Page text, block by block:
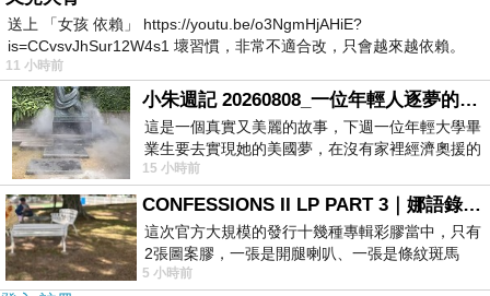
送上 「女孩 依賴」 https://youtu.be/o3NgmHjAHiE?
is=CCvsvJhSur12W4s1 壞習慣，非常不適合改，只會越來越依賴。
我害怕的
11 小時前
小朱週記 20260808_一位年輕人逐夢的真實故事
這是一個真實又美麗的故事，下週一位年輕大學畢
業生要去實現她的美國夢，在沒有家裡經濟奧援的
情況下，靠著自我努力工作累積出國基
15 小時前
CONFESSIONS II LP PART 3｜娜語錄II LP PART 3
這次官方大規模的發行十幾種專輯彩膠當中，只有
2張圖案膠，一張是開腿喇叭、一張是條紋斑馬
版；目前官網上只剩澳洲商店AU STORE
5 小時前